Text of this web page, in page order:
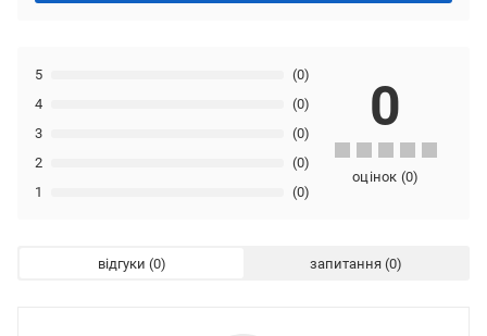
1 (0)
2 (0)
3 (0)
4 (0)
5 (0)
0
оцінок (0)
відгуки запитання